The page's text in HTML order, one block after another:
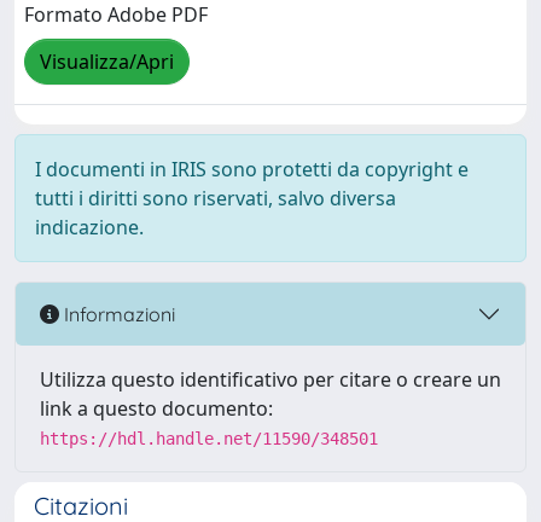
Formato Adobe PDF
Visualizza/Apri
I documenti in IRIS sono protetti da copyright e
tutti i diritti sono riservati, salvo diversa
indicazione.
Informazioni
Utilizza questo identificativo per citare o creare un
link a questo documento:
https://hdl.handle.net/11590/348501
Citazioni